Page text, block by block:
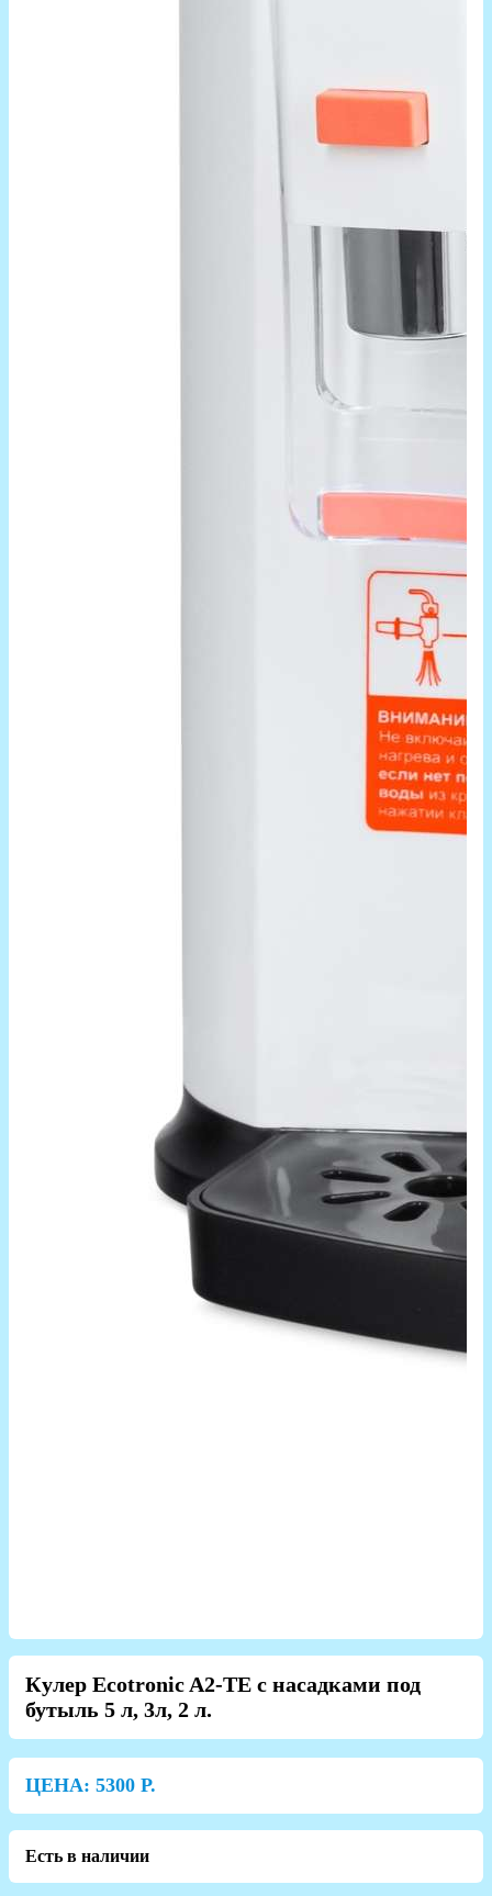
Кулер Ecotronic A2-TE с насадками под
бутыль 5 л, 3л, 2 л.
ЦЕНА: 5300 Р.
Есть в наличии